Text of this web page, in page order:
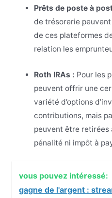
Prêts de poste à
de trésorerie peuvent
de ces plateformes
relation les
Roth IRAs : Pour les
peuvent offrir une
variété d’options
contributions, mais
peuvent être retirées
pénalité ni impôt à
vous pouvez intéressé:
gagne de l'argent :